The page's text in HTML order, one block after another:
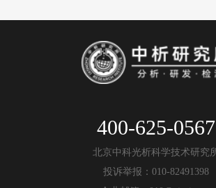
400-625-0567
北京中科光析科学技术研究
投诉举报：010-82491398